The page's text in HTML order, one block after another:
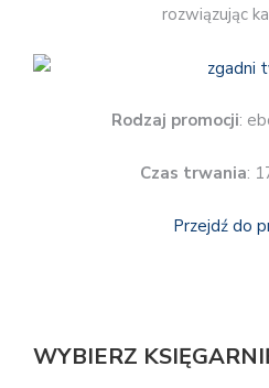
rozwiązując
Rodzaj promocji:
Czas trwania:
Przejdź do
WYBIERZ